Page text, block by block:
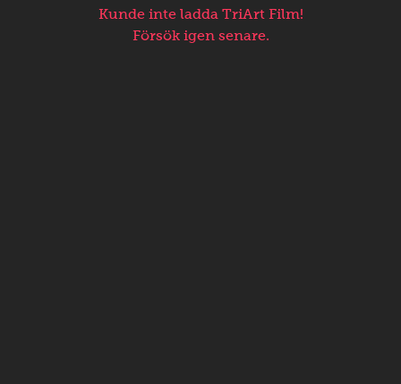
Kunde inte ladda TriArt Film!
Försök igen senare.